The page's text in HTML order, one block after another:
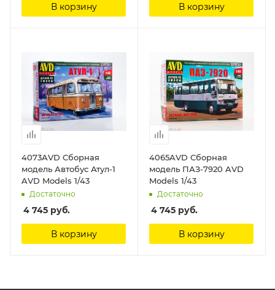
В корзину В корзину
4073AVD Сборная
модель Автобус Атул-1
AVD Models 1/43
Достаточно
4 745 руб.
В корзину
4065AVD Сборная
модель ПАЗ-7920 AVD
Models 1/43
Достаточно
4 745 руб.
В корзину